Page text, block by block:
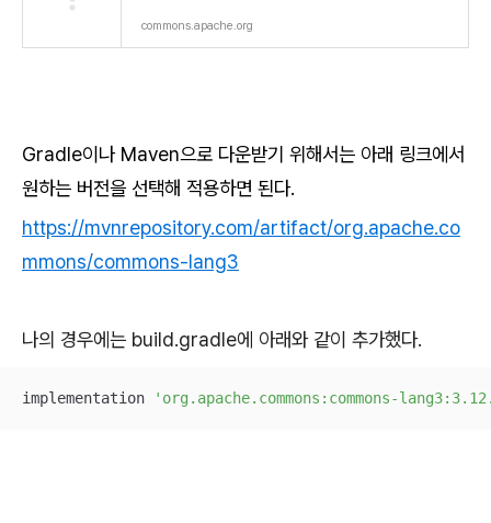
commons.apache.org
Gradle이나 Maven으로 다운받기 위해서는 아래 링크에서
원하는 버전을 선택해 적용하면 된다.
https://mvnrepository.com/artifact/org.apache.co
mmons/commons-lang3
나의 경우에는 build.gradle에 아래와 같이 추가했다.
implementation 'org.apache.commons:commons-